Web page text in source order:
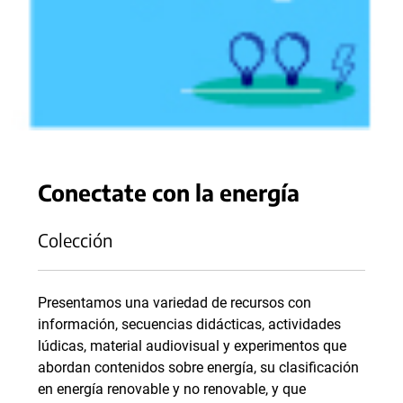
Conectate con la energía
Colección
Presentamos una variedad de recursos con
información, secuencias didácticas, actividades
lúdicas, material audiovisual y experimentos que
abordan contenidos sobre energía, su clasificación
en energía renovable y no renovable, y que